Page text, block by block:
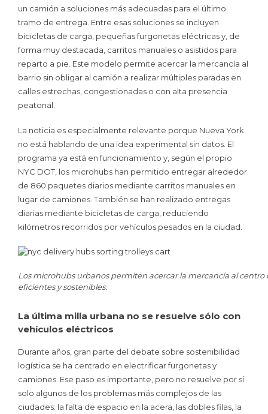
un camión a soluciones más adecuadas para el último
tramo de entrega. Entre esas soluciones se incluyen
bicicletas de carga, pequeñas furgonetas eléctricas y, de
forma muy destacada, carritos manuales o asistidos para
reparto a pie. Este modelo permite acercar la mercancía al
barrio sin obligar al camión a realizar múltiples paradas en
calles estrechas, congestionadas o con alta presencia
peatonal.
La noticia es especialmente relevante porque Nueva York
no está hablando de una idea experimental sin datos. El
programa ya está en funcionamiento y, según el propio
NYC DOT, los microhubs han permitido entregar alrededor
de 860 paquetes diarios mediante carritos manuales en
lugar de camiones. También se han realizado entregas
diarias mediante bicicletas de carga, reduciendo
kilómetros recorridos por vehículos pesados en la ciudad.
Los microhubs urbanos permiten acercar la mercancía al
eficientes y sostenibles.
La última milla urbana no se resuelve sólo con
vehículos eléctricos
Durante años, gran parte del debate sobre sostenibilidad
logística se ha centrado en electrificar furgonetas y
camiones. Ese paso es importante, pero no resuelve por sí
solo algunos de los problemas más complejos de las
ciudades: la falta de espacio en la acera, las dobles filas, la